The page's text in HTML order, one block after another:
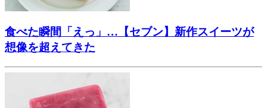
食べた瞬間「えっ」…【セブン】新作スイーツが
想像を超えてきた